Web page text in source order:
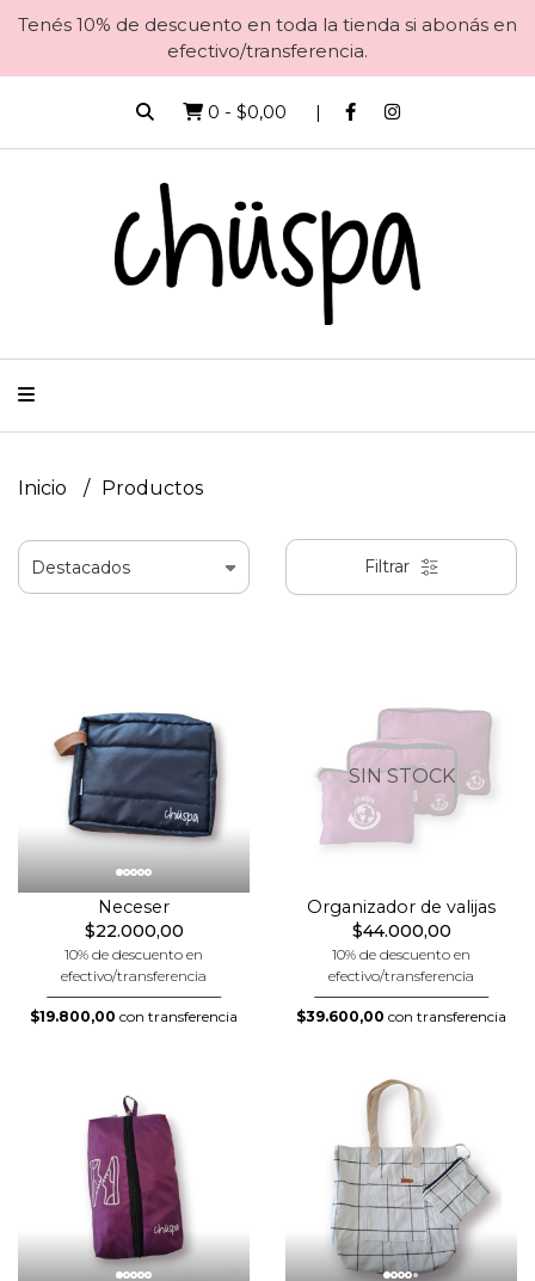
Tenés 10% de descuento en toda la tienda si abonás en
efectivo/transferencia.
0 - $0,00
Inicio Productos
Filtrar
Neceser
$22.000,00
10% de descuento en
efectivo/transferencia
$19.800,00 con transferencia
SIN STOCK
Organizador de valijas
$44.000,00
10% de descuento en
efectivo/transferencia
$39.600,00 con transferencia